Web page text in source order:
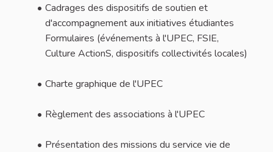
Cadrages​ des dispositifs de soutien et
d'accompagnement aux initiatives étudiantes
Formulaires (événements à l'UPEC, FSIE,
Culture ActionS, dispositifs collectivités locales)​
Charte graphique de l'UPEC
Règlement des associations à l'UPEC ​
Présentation des missions du service vie de